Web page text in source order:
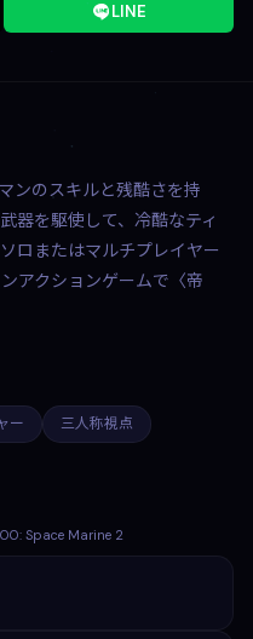
LINE
ンのスキルと残酷さを持
器を駆使して、冷酷なティ
ロまたはマルチプレイヤー
アクションゲームで〈帝
ー 三人称視点
Space Marine 2